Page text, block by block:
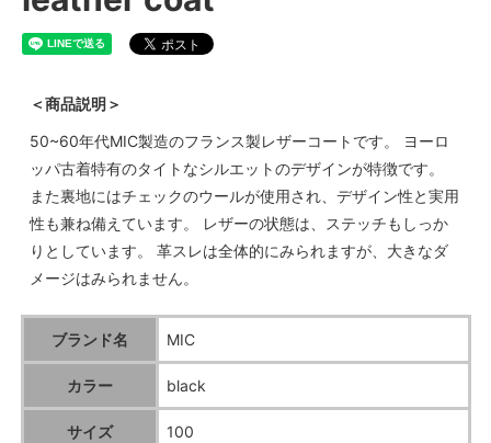
＜商品説明＞
50~60年代MIC製造のフランス製レザーコートです。 ヨーロ
ッパ古着特有のタイトなシルエットのデザインが特徴です。
また裏地にはチェックのウールが使用され、デザイン性と実用
性も兼ね備えています。 レザーの状態は、ステッチもしっか
りとしています。 革スレは全体的にみられますが、大きなダ
メージはみられません。
ブランド名 MIC
カラー black
サイズ 100